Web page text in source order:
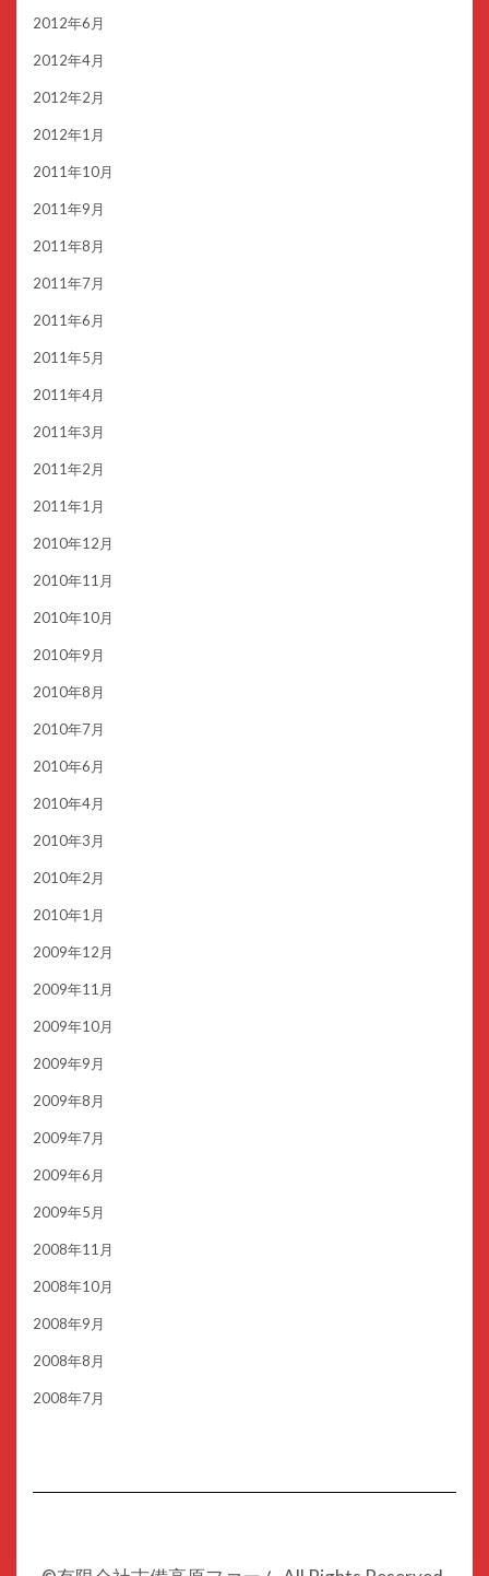
2012年6月
2012年4月
2012年2月
2012年1月
2011年10月
2011年9月
2011年8月
2011年7月
2011年6月
2011年5月
2011年4月
2011年3月
2011年2月
2011年1月
2010年12月
2010年11月
2010年10月
2010年9月
2010年8月
2010年7月
2010年6月
2010年4月
2010年3月
2010年2月
2010年1月
2009年12月
2009年11月
2009年10月
2009年9月
2009年8月
2009年7月
2009年6月
2009年5月
2008年11月
2008年10月
2008年9月
2008年8月
2008年7月